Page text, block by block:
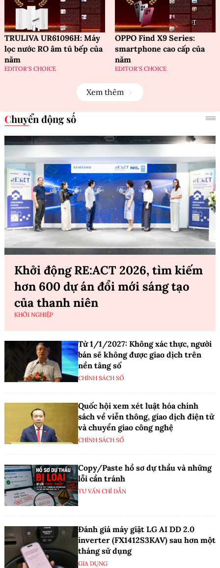
TRULIVA UR61096H: Máy
lọc nước RO âm tủ bếp của
năm
EDITOR'S CHOICE
OPPO Find X9 Series:
smartphone cao cấp của
năm
EDITOR'S CHOICE
Xem thêm
Chuyển động số
Khởi động RE:ACT 2026, tìm kiếm
hơn 600 dự án đổi mới sáng tạo
của thanh niên
KHỞI NGHIỆP
Từ 1/1/2027: Không xác thực, người
bán sẽ không được giao dịch trên
nền tảng số
CHÍNH SÁCH SỐ
Quốc hội xem xét luật hóa chính
sách về viễn thông, giao dịch điện tử
và chuyển giao công nghệ
CHÍNH SÁCH SỐ
Copy/Paste hồ sơ dự thầu và những
lỗi cần tránh
TƯ VẤN CHỈ DẪN
Đánh giá máy giặt LG AI DD 2.0
inverter (FX1412S3KAV) sau hơn một
tháng sử dụng
GIA DỤNG